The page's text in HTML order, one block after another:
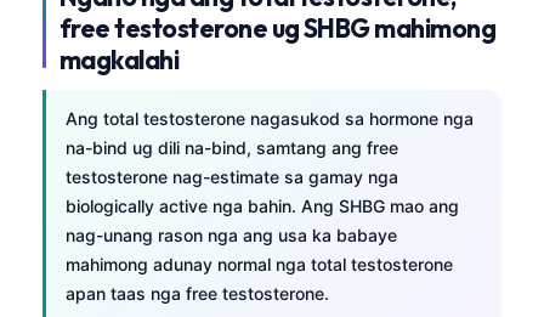
free testosterone ug SHBG mahimong
magkalahi
Ang total testosterone nagasukod sa hormone nga
na-bind ug dili na-bind, samtang ang free
testosterone nag-estimate sa gamay nga
biologically active nga bahin. Ang SHBG mao ang
nag-unang rason nga ang usa ka babaye
mahimong adunay normal nga total testosterone
apan taas nga free testosterone.